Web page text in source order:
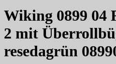
Wiking 0899 04
2 mit
resedagrün